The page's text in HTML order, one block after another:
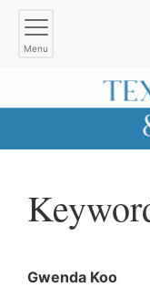
Menu
Gwenda Koo